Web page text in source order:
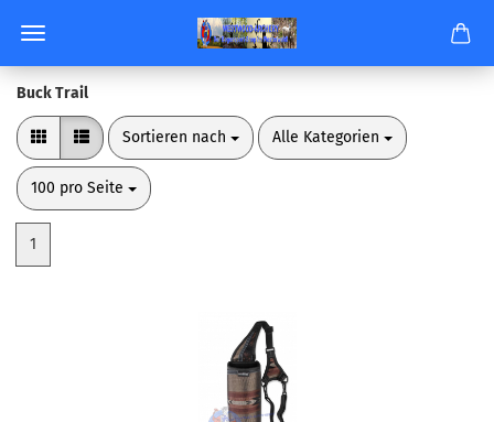
Buck Trail
Sortieren nach
Sortieren nach Alle Kategorien
pro Seite
100 pro Seite
pro Seite
1